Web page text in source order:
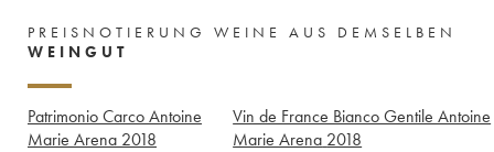
PREISNOTIERUNG WEINE AUS DEMSELBEN
WEINGUT
Patrimonio Carco Antoine
Marie Arena 2018
Vin de France Bianco Gentile Antoine
Marie Arena 2018